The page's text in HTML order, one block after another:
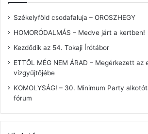
Székelyföld csodafaluja – OROSZHEGY
HOMORÓDALMÁS – Medve járt a kertben!
Kezdődik az 54. Tokaji Írótábor
ETTŐL MÉG NEM ÁRAD – Megérkezett az
vízgyűjtőjébe
KOMOLYSÁG! – 30. Minimum Party
fórum